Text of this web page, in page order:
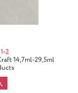
2
14,7ml-29,5ml